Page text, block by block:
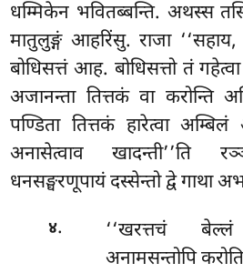
धम्मिकेन भवितब्बन्ति. अथस्स
मातुलुङ्गं आहरिंसु. राजा ‘‘सहाय,
बोधिसत्तं आह. बोधिसत्तो तं
अजानन्ता तित्तकं वा करोन्ति
पण्डिता तित्तकं हारेत्वा अम्बिलं
अनासेत्वाव खादन्ती’’ति
धनसङ्घरणूपायं दस्सेन्तो द्वे गाथा
४.
‘‘खरत्तचं
अनामसन्तोपि